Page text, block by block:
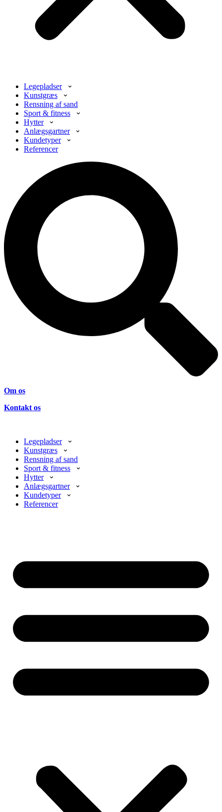
Legepladser
Kunstgræs
Rensning af sand
Sport & fitness
Hytter
Anlægsgartner
Kundetyper
Referencer
Om os
Kontakt os
Legepladser
Kunstgræs
Rensning af sand
Sport & fitness
Hytter
Anlægsgartner
Kundetyper
Referencer